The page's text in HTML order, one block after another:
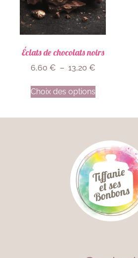
Éclats de chocolats noirs
6,60 € – 13,20 €
Choix des options